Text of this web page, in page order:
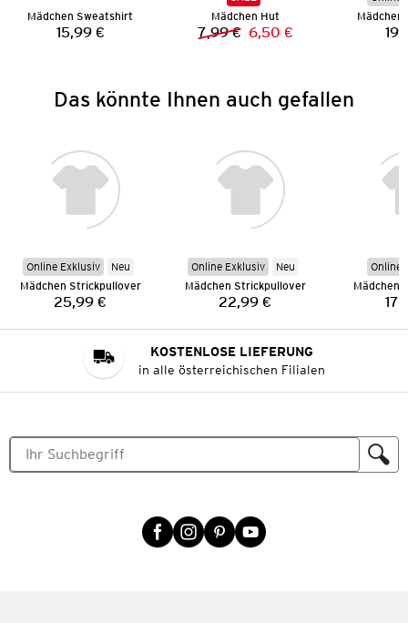
Mädchen Sweatshirt
Preis:
15,99 €
Mädchen Hut
Vorheriger Preis:
7,99 € Neuer Preis:
6,50 €
Mädchen
Das könnte Ihnen auch gefallen
Online Exklusiv
Neu
Mädchen Strickpullover
Preis:
25,99 €
Online Exklusiv
Neu
Mädchen Strickpullover
Preis:
22,99 €
Online
Mädchen
KOSTENLOSE LIEFERUNG
in alle österreichischen Filialen